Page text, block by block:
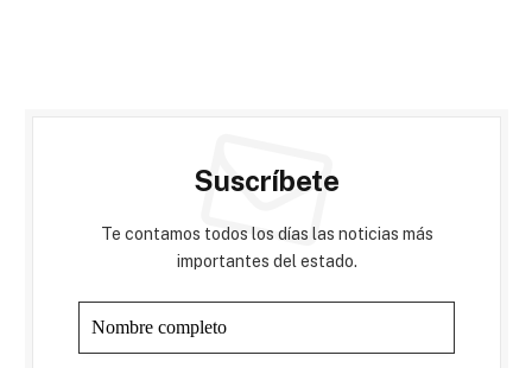
Suscríbete
Te contamos todos los días las noticias más
importantes del estado.